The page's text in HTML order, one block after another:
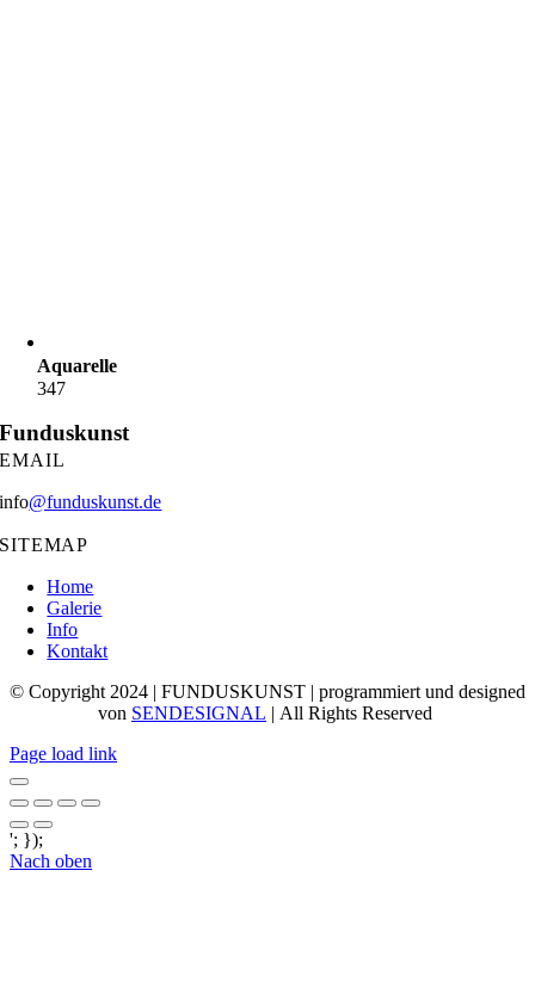
Aquarelle
347
Funduskunst
EMAIL
info@funduskunst.de
SITEMAP
Home
Galerie
Info
Kontakt
© Copyright 2024 | FUNDUSKUNST | programmiert und designed
von SENDESIGNAL | All Rights Reserved
Page load link
'; });
Nach oben